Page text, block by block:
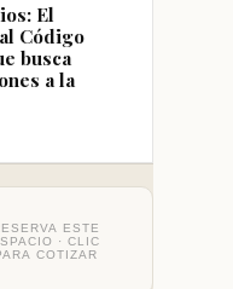
El
Código
busca
a la
ESTE
· CLIC
COTIZAR